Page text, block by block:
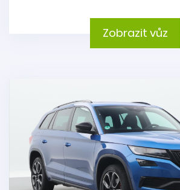
Zobrazit vůz